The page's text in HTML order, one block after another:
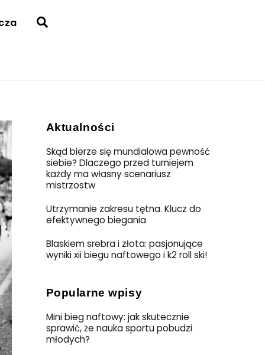
Search
Aktualności
Skąd bierze się mundialowa pewność
siebie? Dlaczego przed turniejem
każdy ma własny scenariusz
mistrzostw
Utrzymanie zakresu tętna. Klucz do
efektywnego biegania
Blaskiem srebra i złota: pasjonujące
wyniki xii biegu naftowego i k2 roll ski!
Popularne wpisy
Mini bieg naftowy: jak skutecznie
sprawić, że nauka sportu pobudzi
młodych?